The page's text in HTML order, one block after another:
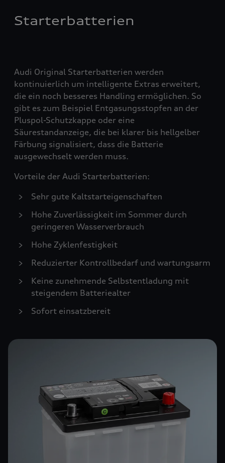
Starterbatterien
Audi Original Starterbatterien werden
kontinuierlich um intelligente Extras erweitert,
die ein noch besseres Handling ermöglichen. So
gibt es zum Beispiel Entgasungsstopfen an der
Pluspol-Schutzkappe oder eine
Säurestandanzeige, die bei klarer bis hellgelber
Färbung signalisiert, dass die Batterie
ausgewechselt werden muss.
Vorteile der Audi Starterbatterien:
Sehr gute Kaltstarteigenschaften
Hohe Zuverlässigkeit im Sommer durch
geringeren Wasserverbrauch
Hohe Zyklenfestigkeit
Reduzierter Kontrollbedarf und wartungsarm
Keine zunehmende Selbstentladung mit
steigendem Batteriealter
Sofort einsatzbereit